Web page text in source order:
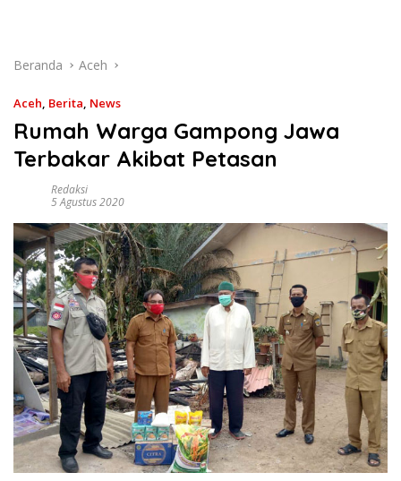
Beranda Aceh
Aceh, Berita, News
Rumah Warga Gampong Jawa
Terbakar Akibat Petasan
Redaksi
5 Agustus 2020